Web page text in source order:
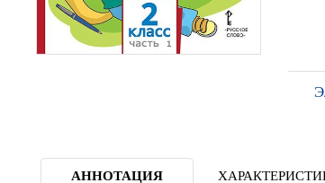
АННОТАЦИЯ